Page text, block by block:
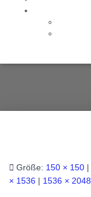
Größe: 150 × 150 |
× 1536 | 1536 × 2048